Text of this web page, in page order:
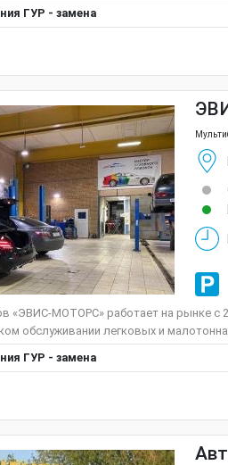
ГУР - замена
«ЭВИС-МОТОРС» работает на рынке
обслуживании легковых и
ГУР - замена